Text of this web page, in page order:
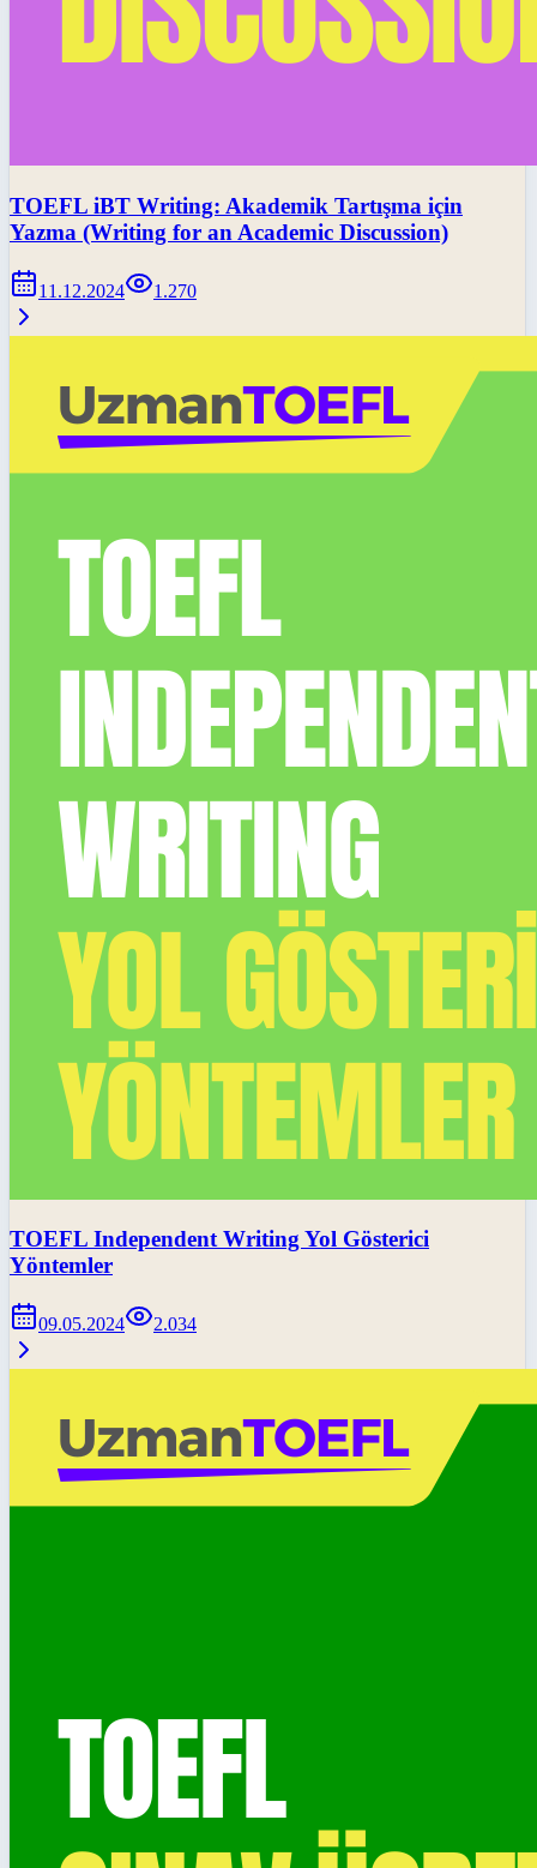
TOEFL iBT Writing: Akademik Tartışma için
Yazma (Writing for an Academic Discussion)
11.12.2024 1.270
TOEFL Independent Writing Yol Gösterici
Yöntemler
09.05.2024 2.034